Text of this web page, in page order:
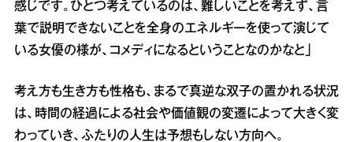
感じです。ひとつ考えているのは、難しいことを考えず、言
葉で説明できないことを全身のエネルギーを使って演じて
いる女優の様が、コメディになるということなのかなと」
考え方も生き方も性格も、まるで真逆な双子の置かれる状況
は、時間の経過による社会や価値観の変遷によって大きく変
わっていき、ふたりの人生は予想もしない方向へ。